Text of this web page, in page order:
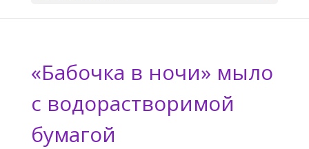
«Бабочка в ночи» мыло
с водорастворимой
бумагой